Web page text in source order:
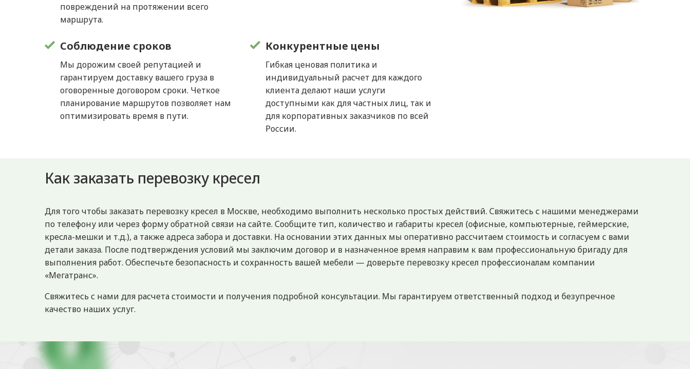
повреждений на протяжении всего
маршрута.
Соблюдение сроков
Мы дорожим своей репутацией и
гарантируем доставку вашего груза в
оговоренные договором сроки. Четкое
планирование маршрутов позволяет нам
оптимизировать время в пути.
Конкурентные цены
Гибкая ценовая политика и
индивидуальный расчет для каждого
клиента делают наши услуги
доступными как для частных лиц, так и
для корпоративных заказчиков по всей
России.
Как заказать перевозку кресел
Для того чтобы заказать перевозку кресел в Москве, необходимо выполнить несколько простых действий. Свяжитесь с нашими менеджерами
по телефону или через форму обратной связи на сайте. Сообщите тип, количество и габариты кресел (офисные, компьютерные, геймерские,
кресла-мешки и т.д.), а также адреса забора и доставки. На основании этих данных мы оперативно рассчитаем стоимость и согласуем с вами
детали заказа. После подтверждения условий мы заключим договор и в назначенное время направим к вам профессиональную бригаду для
выполнения работ. Обеспечьте безопасность и сохранность вашей мебели — доверьте перевозку кресел профессионалам компании
«Мегатранс».
Свяжитесь с нами для расчета стоимости и получения подробной консультации. Мы гарантируем ответственный подход и безупречное
качество наших услуг.